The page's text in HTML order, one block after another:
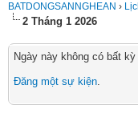
BATDONGSANNGHEAN ›
2 Tháng 1 2026
Ngày này không có bất
Đăng một sự kiện.